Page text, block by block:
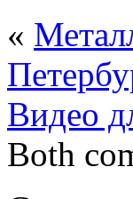
«
Видео
Both